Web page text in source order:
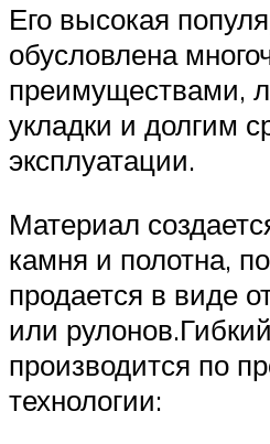
Его высокая
обусловлена
преимуществами,
укладки и долгим
эксплуатации.
Материал
камня и полотна,
продается в виде
или
производится по
технологии: